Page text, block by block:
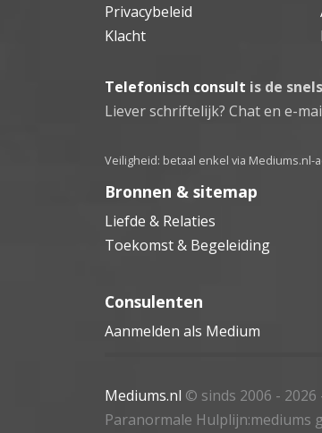
Privacybeleid
Klacht
Telefonisch consult is de
Liever schriftelijk? Chat en e-
Veiligheid: betaal enkel via
Bronnen & sitemap
Liefde & Relaties
Toekomst & Begeleiding
Consulenten
Aanmelden als Medium
Mediums.nl © sinds 2006 - 2026
Paranormale Hulplijn:mediums